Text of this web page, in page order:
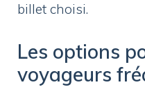
billet choisi.
Les options
voyageurs